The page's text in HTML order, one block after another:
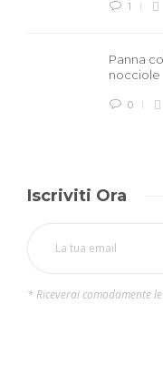
1
Panna
nocciole
0
Iscriviti Ora
* Riceverai comodamente